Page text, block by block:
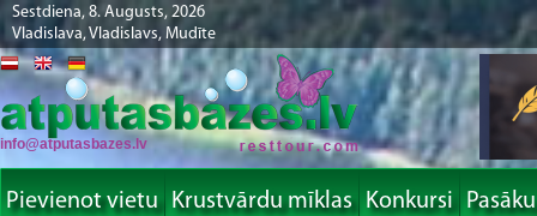
Sestdiena, 8. Augusts, 2026
Vladislava, Vladislavs, Mudīte
info@atputasbazes.lv
Pievienot vietu Krustvārdu mīklas Konkursi